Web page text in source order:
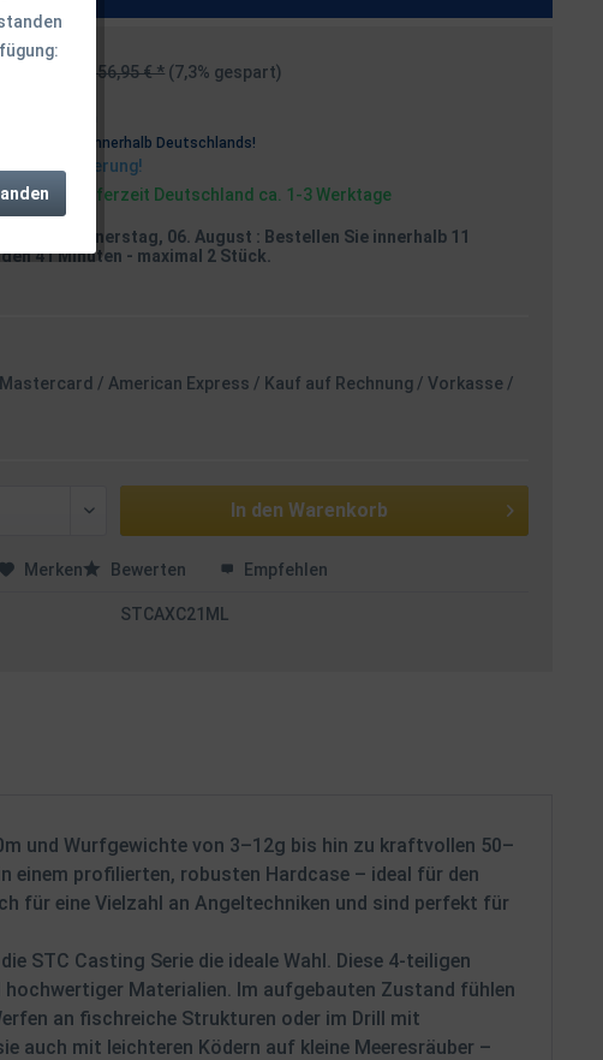
* 156,95 € * (7,3% gespart)
innerhalb Deutschlands!
Lieferung!
Lieferzeit Deutschland ca. 1-3 Werktage
am Donnerstag, 06. August : Bestellen Sie innerhalb 11
41 Minuten - maximal 2 Stück.
Mastercard / American Express / Kauf auf Rechnung / Vorkasse /
In den Warenkorb
Merken Bewerten Empfehlen
STCAXC21ML
und Wurfgewichte von 3–12g bis hin zu kraftvollen 50–
einem profilierten, robusten Hardcase – ideal für den
für eine Vielzahl an Angeltechniken und sind perfekt für
STC Casting Serie die ideale Wahl. Diese 4-teiligen
Materialien. Im aufgebauten Zustand fühlen
an fischreiche Strukturen oder im Drill mit
auch mit leichteren Ködern auf kleine Meeresräuber –